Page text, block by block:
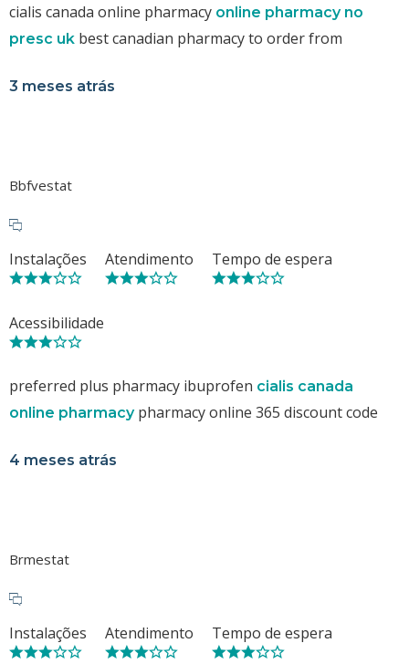
cialis canada online pharmacy online pharmacy no
presc uk best canadian pharmacy to order from
3 meses atrás
Bbfvestat
Instalações Atendimento Tempo de espera
Acessibilidade
preferred plus pharmacy ibuprofen cialis canada
online pharmacypharmacy online 365 discount code
4 meses atrás
Brmestat
Instalações Atendimento Tempo de espera